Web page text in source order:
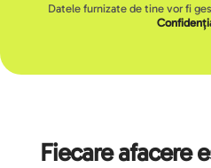
Datele furnizate de tine vor fi
Fiecare afacere